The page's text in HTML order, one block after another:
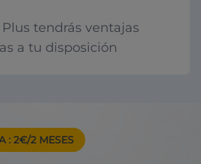
Plus tendrás ventajas
a tu disposición
: 2€/2 MESES